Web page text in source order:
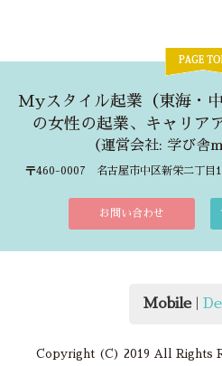
Myスタイル起業（東海・
の女性の起業、キャリア
（運営会社: 学び舎
〒460-0007 名古屋市中区新栄二丁目
お問い合わせ
Mobile|
Copyright (C) 2019 All Rights